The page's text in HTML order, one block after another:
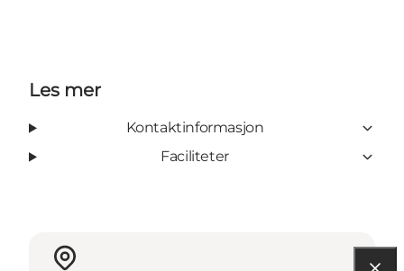
Les mer
Kontaktinformasjon
Faciliteter